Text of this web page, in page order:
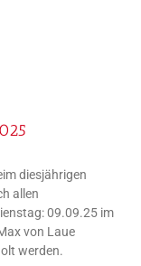
diesjährigen
allen
09.09.25 im
von Laue
werden.